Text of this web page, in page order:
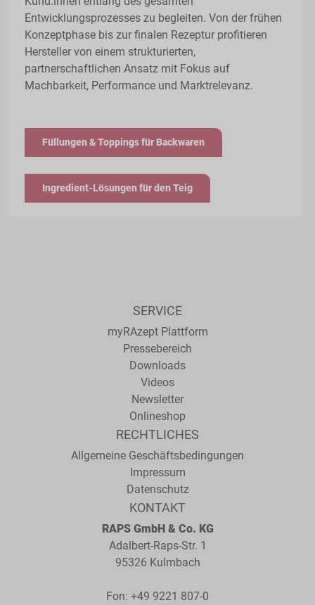
Entwicklungsprozesses zu begleiten. Von der frühen
Konzeptphase bis zur finalen Rezeptur profitieren
Hersteller von einem strukturierten,
partnerschaftlichen Ansatz mit Fokus auf
Machbarkeit, Performance und Marktrelevanz.
Füllungen & Toppings für Backwaren
Ingredient-Lösungen für den Teig
SERVICE
myRAzept Plattform
Pressebereich
Downloads
Videos
Newsletter
Onlineshop
RECHTLICHES
Allgemeine Geschäftsbedingungen
Impressum
Datenschutz
KONTAKT
RAPS GmbH & Co. KG
Adalbert-Raps-Str. 1
95326 Kulmbach
Fon: +49 9221 807-0